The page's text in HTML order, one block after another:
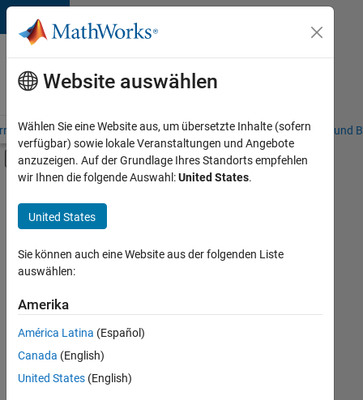
Weiter zum Inhalt
Karriere
bei
MathWorks
– Übersicht Stellensuche Niederlassungen Studierende und
Umschaltung für Off-Canvas-
Hauptinhalt
Ausgewählte
speichern
Es
nicht
alle
Stellen
übersetzt.
Website auswählen
Wählen Sie eine Website aus, um übersetzte Inhalte (sofern
verfügbar) sowie lokale Veranstaltungen und Angebote
anzuzeigen. Auf der Grundlage Ihres Standorts empfehlen
wir Ihnen die folgende Auswahl:United States.
United States
Sie können auch eine Website aus der folgenden Liste
auswählen:
Amerika
América Latina (Español)
Canada (English)
United States (English)